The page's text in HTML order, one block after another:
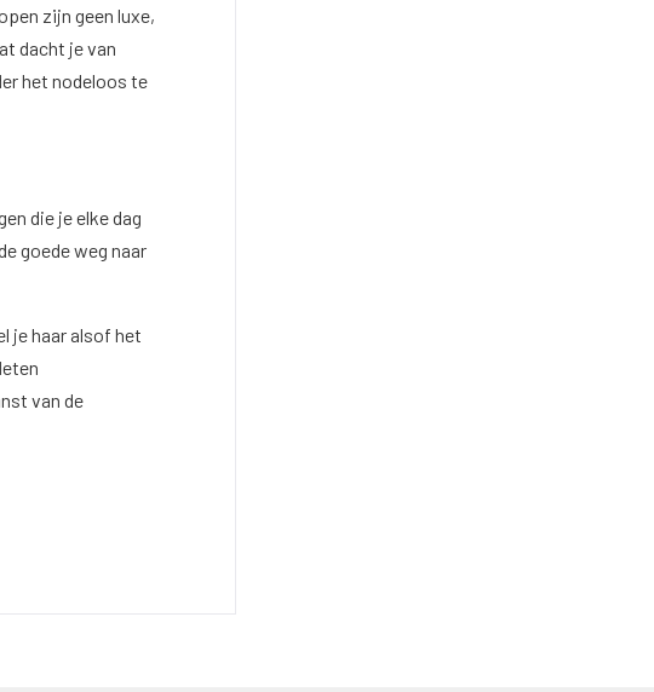
zijn geen luxe,
dacht je van
het nodeloos te
die je elke dag
goede weg naar
je haar alsof het
van de